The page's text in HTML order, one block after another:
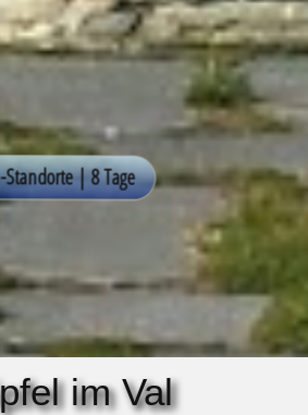
im Val